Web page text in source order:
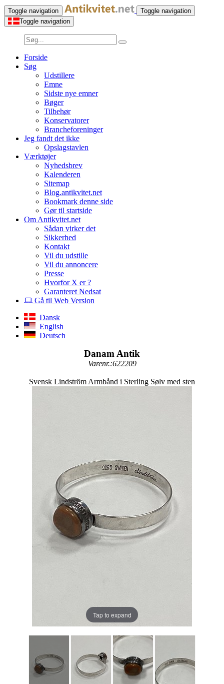
Toggle navigation
Toggle navigation
Toggle navigation
Forside
Søg
Udstillere
Emne
Sidste nye emner
Bøger
Tilbehør
Konservatorer
Brancheforeninger
Jeg fandt det ikke
Opslagstavlen
Værktøjer
Nyhedsbrev
Kalenderen
Sitemap
Blog.antikvitet.net
Bookmark denne side
Gør til startside
Om Antikvitet.net
Sådan virker det
Sikkerhed
Kontakt
Vil du udstille
Vil du annoncere
Presse
Hvorfor X er ?
Garanteret Nedsat
Gå til Web Version
Dansk
English
Deutsch
Danam Antik
Varenr.:622209
Svensk Lindström Armbånd i Sterling Sølv med sten
Tap to expand